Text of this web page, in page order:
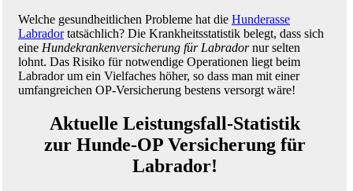
Welche gesundheitlichen Probleme hat die Hunderasse
Labradortatsächlich? Die Krankheitsstatistik belegt, dass sich
eine Hundekrankenversicherung für Labradornur selten
lohnt. Das Risiko für notwendige Operationen liegt beim
Labrador um ein Vielfaches höher, so dass man mit einer
umfangreichen OP-Versicherung bestens versorgt wäre!
Aktuelle Leistungsfall-Statistik
zur Hunde-OP Versicherung für
Labrador!